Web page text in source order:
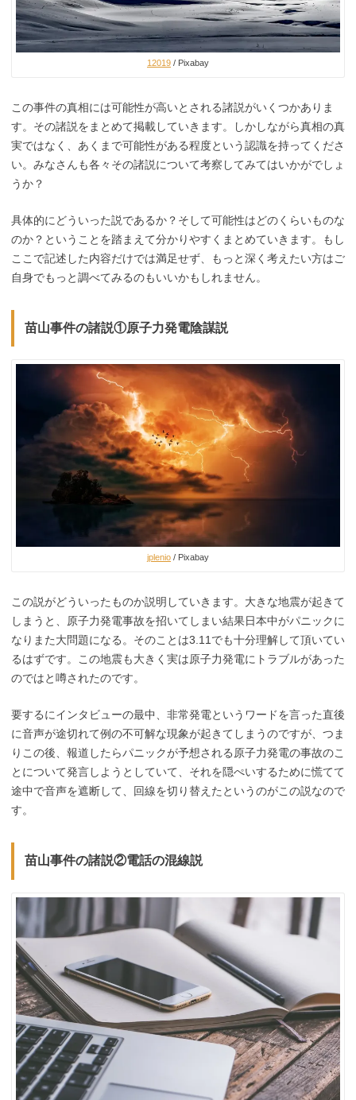
12019 / Pixabay
この事件の真相には可能性が高いとされる諸説がいくつかありま
す。その諸説をまとめて掲載していきます。しかしながら真相の真
実ではなく、あくまで可能性がある程度という認識を持ってくださ
い。みなさんも各々その諸説について考察してみてはいかがでしょ
うか？
具体的にどういった説であるか？そして可能性はどのくらいものな
のか？ということを踏まえて分かりやすくまとめていきます。もし
ここで記述した内容だけでは満足せず、もっと深く考えたい方はご
自身でもっと調べてみるのもいいかもしれません。
苗山事件の諸説①原子力発電陰謀説
jplenio / Pixabay
この説がどういったものか説明していきます。大きな地震が起きて
しまうと、原子力発電事故を招いてしまい結果日本中がパニックに
なりまた大問題になる。そのことは3.11でも十分理解して頂いてい
るはずです。この地震も大きく実は原子力発電にトラブルがあった
のではと噂されたのです。
要するにインタビューの最中、非常発電というワードを言った直後
に音声が途切れて例の不可解な現象が起きてしまうのですが、つま
りこの後、報道したらパニックが予想される原子力発電の事故のこ
とについて発言しようとしていて、それを隠ぺいするために慌てて
途中で音声を遮断して、回線を切り替えたというのがこの説なので
す。
苗山事件の諸説②電話の混線説